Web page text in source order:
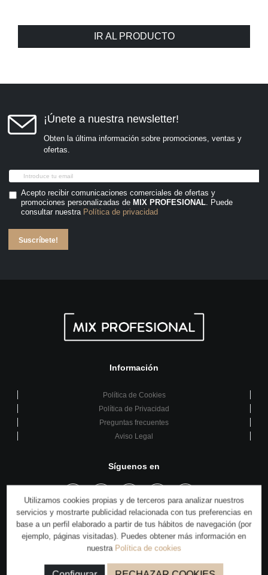
Utilizamos cookies propias y de terceros para analizar nuestros
servicios y mostrarte publicidad relacionada con tus preferencias en
base a un perfil elaborado a partir de tus hábitos de navegación (por
ejemplo, páginas visitadas). Puedes obtener más información en
nuestra Política de cookies
IR AL PRODUCTO
¡Únete a nuestra newsletter!
Obten la última información sobre promociones, ventas y
ofertas.
Acepto recibir comunicaciones comerciales de ofertas y
promociones personalizadas de MIX PROFESIONAL . Puede
consultar nuestra Política de privacidad
Suscríbete!
Información
Política de Cookies
Política de Privacidad
Preguntas frecuentes
Aviso Legal
Síguenos en
También puedes encontrarnos en: